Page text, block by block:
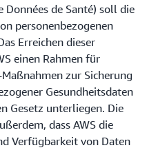
de Santé) soll die
personenbezogenen
Erreichen dieser
einen Rahmen für
zur Sicherung
Gesundheitsdaten
Gesetz unterliegen. Die
dass AWS die
Verfügbarkeit von Daten